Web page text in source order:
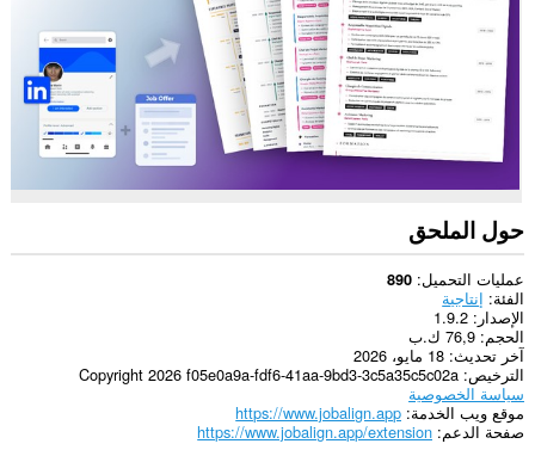
حول الملحق
عمليات التحميل 890
الفئة إنتاجية
الإصدار
1.9.2
الحجم 76,9 ك.ب
آخر تحديث 18 مايو، 2026
الترخيص Copyright 2026 f05e0a9a-fdf6-41aa-9bd3-3c5a35c5c02a
سياسة الخصوصية
موقع ويب الخدمة https://www.jobalign.app
صفحة الدعم https://www.jobalign.app/extension